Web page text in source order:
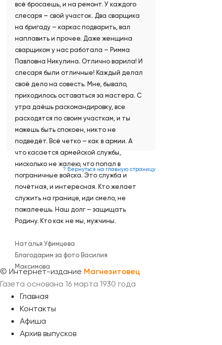
? Вернуться на главную страницу
всё бросаешь, и на ремонт. У каждого
слесаря – свой участок. Два сварщика
на бригаду – каркас подварить, вал
наплавить и прочее. Даже женщина
сварщиком у нас работала – Римма
Павловна Никулина. Отлично варила! И
слесаря были отличные! Каждый делал
своё дело на совесть. Мне, бывало,
приходилось оставаться за мастера. С
утра даёшь раскомандировку, все
расходятся по своим участкам, и ты
можешь быть спокоен, никто не
подведёт. Всё четко – как в армии. А
что касается армейской службы,
нисколько не жалею, что попал в
пограничные войска. Это служба и
почётная, и интересная. Кто желает
служить на границе, иди смело, не
пожалеешь. Наш долг – защищать
Родину. Кто как не мы, мужчины.
Наталья Уфимцева
Благодарим за фото Василия
Максимова
© Интернет-издание Магнезитовец
Газета основана 16 марта 1930 года
Главная
Контакты
Афиша
Архив выпусков